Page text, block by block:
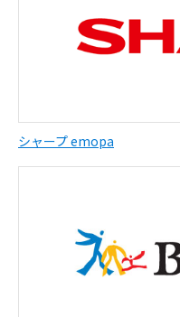
シャープ emopa